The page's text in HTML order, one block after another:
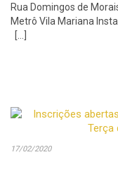
Rua Domingos de
Metrô Vila Mariana
[…]
17/02/2020